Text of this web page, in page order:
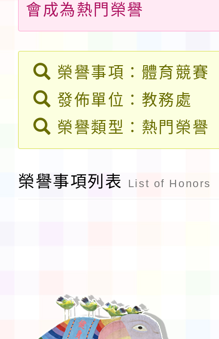
實施要點各1份
程
函轉國家通訊傳播委員
速演練執行計畫」
「115年金融知識線上
法」
本校115學年度第1學
第3次招考代課鐘點教
告(不再辦理後續甄選)
檢送「桃園市115學年
賽實施要點」1份
本市「115學年度學生
展演活動實施計畫」
會成為熱門榮譽
榮譽事項：體育競賽
發佈單位：教務處
榮譽類型：熱門榮譽
榮譽事項列表 List of Honors